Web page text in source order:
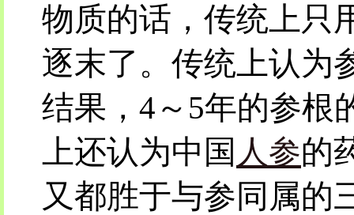
物质的话，传统上只
逐末了。传统上认为
结果，4～5年的参根
上还认为中国 人参的
又都胜于与参同属的